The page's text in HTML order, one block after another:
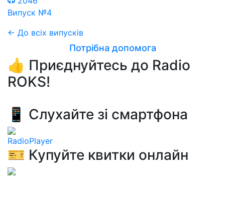
Випуск №4
← До всіх випусків
Потрібна допомога
👍 Приєднуйтесь до Radio
ROKS!
📱 Слухайте зі смартфона
RadioPlayer
🎫 Купуйте квитки онлайн